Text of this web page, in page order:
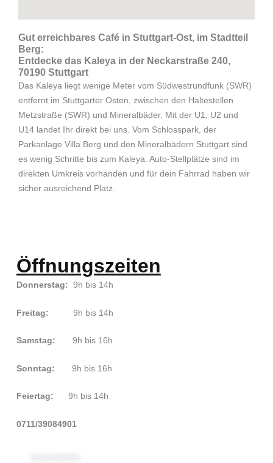
Gut erreichbares Café in Stuttgart-Ost, im Stadtteil
Berg:
Entdecke das Kaleya in der Neckarstraße 240,
70190 Stuttgart
Das Kaleya liegt wenige Meter vom Südwestrundfunk (SWR)
entfernt im Stuttgarter Osten, zwischen den Haltestellen
Metzstraße (SWR) und Mineralbäder. Mit der U1, U2 und
U14 landet Ihr direkt bei uns. Vom Schlosspark, der
Parkanlage Villa Berg und den Mineralbädern Stuttgart sind
es wenig Schritte bis zum Kaleya. Auto-Stellplätze sind im
direkten Umkreis vorhanden und für dein Fahrrad haben wir
sicher ausreichend Platz.
Öffnungszeiten
Donnerstag: 9h bis 14h
Freitag: 9h bis 14h
Samstag: 9h bis 16h
Sonntag: 9h bis 16h
Feiertag: 9h bis 14h
0711/39084901